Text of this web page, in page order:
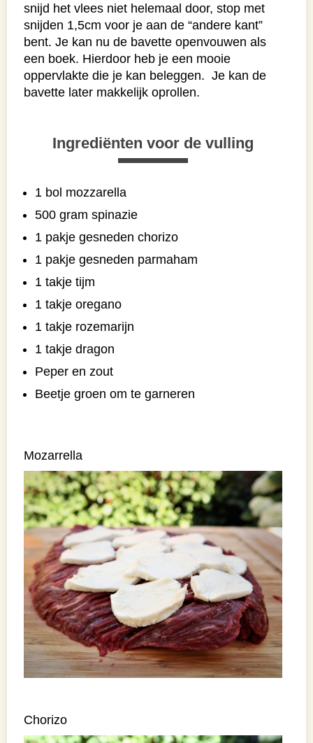
snijd het vlees niet helemaal door, stop met
snijden 1,5cm voor je aan de “andere kant”
bent. Je kan nu de bavette openvouwen als
een boek. Hierdoor heb je een mooie
oppervlakte die je kan beleggen. Je kan de
bavette later makkelijk oprollen.
Ingrediënten voor de vulling
1 bol mozzarella
500 gram spinazie
1 pakje gesneden chorizo
1 pakje gesneden parmaham
1 takje tijm
1 takje oregano
1 takje rozemarijn
1 takje dragon
Peper en zout
Beetje groen om te garneren
Mozarrella
Chorizo